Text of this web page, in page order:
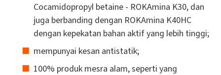
Cocamidopropyl betaine - ROKAmina K30, dan
juga berbanding dengan ROKAmina K40HC
dengan kepekatan bahan aktif yang lebih tinggi;
mempunyai kesan antistatik;
100% produk mesra alam, seperti yang